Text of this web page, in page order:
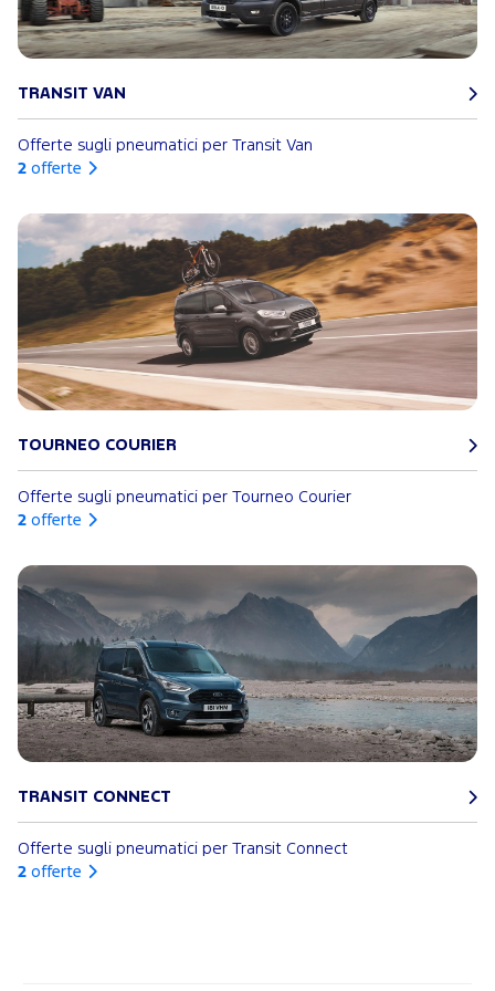
TRANSIT VAN
Offerte sugli pneumatici per Transit Van
2 offerte
TOURNEO COURIER
Offerte sugli pneumatici per Tourneo Courier
2 offerte
TRANSIT CONNECT
Offerte sugli pneumatici per Transit Connect
2 offerte